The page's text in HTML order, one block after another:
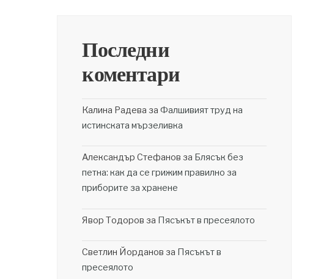
Последни
коментари
Калина Радева заФалшивият труд на
истинската мързеливка
Александър Стефанов за Блясък без
петна: как да се грижим правилно за
приборите за хранене
Явор Тодоров за Пясъкът в пресеялото
Светлин Йорданов за Пясъкът в
пресеялото